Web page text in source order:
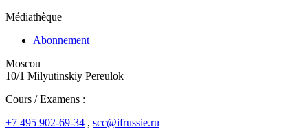
Médiathèque
Abonnement
Moscou
10/1 Milyutinskiy Pereulok
Cours / Examens :
+7 495 902-69-34 , scc@ifrussie.ru